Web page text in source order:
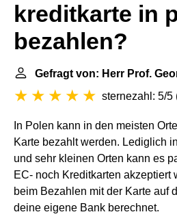
kreditkarte in
bezahlen?
Gefragt von: Herr Prof.
sternezahl: 5/5
In Polen kann in den meisten
Karte bezahlt werden. Lediglich
und sehr kleinen Orten kann es
EC- noch Kreditkarten akzeptiert
beim Bezahlen mit der Karte auf
deine eigene Bank berechnet.